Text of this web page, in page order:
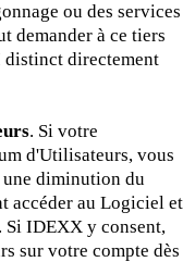
ou des services
demander à ce tiers
distinct directement
. Si votre
d'Utilisateurs, vous
une diminution du
accéder au Logiciel et
IDEXX y consent,
sur votre compte dès